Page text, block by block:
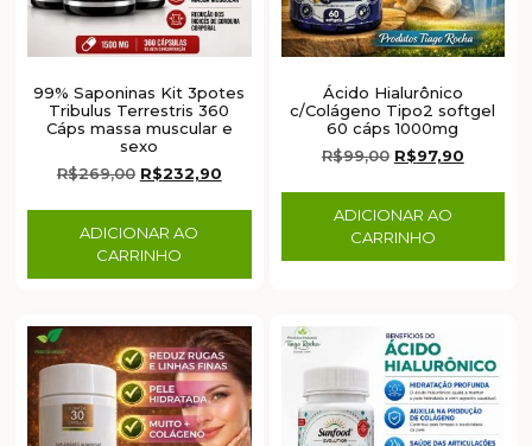
99% Saponinas Kit 3potes
Tribulus Terrestris 360
Cáps massa muscular e
sexo
R$269,00 R$232,90
ADICIONAR AO
CARRINHO
Ácido Hialurônico
c/Colágeno Tipo2 softgel
60 cáps 1000mg
R$99,00 R$97,90
ADICIONAR AO
CARRINHO